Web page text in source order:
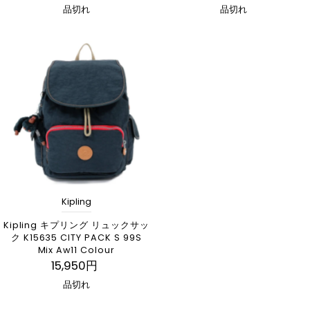
品切れ 品切れ
Kipling
Kipling キプリング リュックサッ
ク K15635 CITY PACK S 99S
Mix Aw11 Colour
15,950円
品切れ